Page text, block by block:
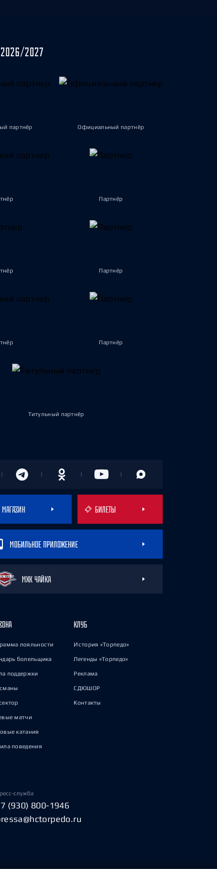
2027
партнёр Официальный партнёр
Партнёр
Партнёр
Партнёр
Титульный партнёр
МАГАЗИН БИЛЕТЫ
МОБИЛЬНОЕ ПРИЛОЖЕНИЕ
МХК ЧАЙКА
лояльности
болельщика
поддержки
матчи
катания
поведения
КЛУБ
История «Торпедо»
Легенды «Торпедо»
Реклама
СДЮШОР
Контакты
служба
(930) 800-1946